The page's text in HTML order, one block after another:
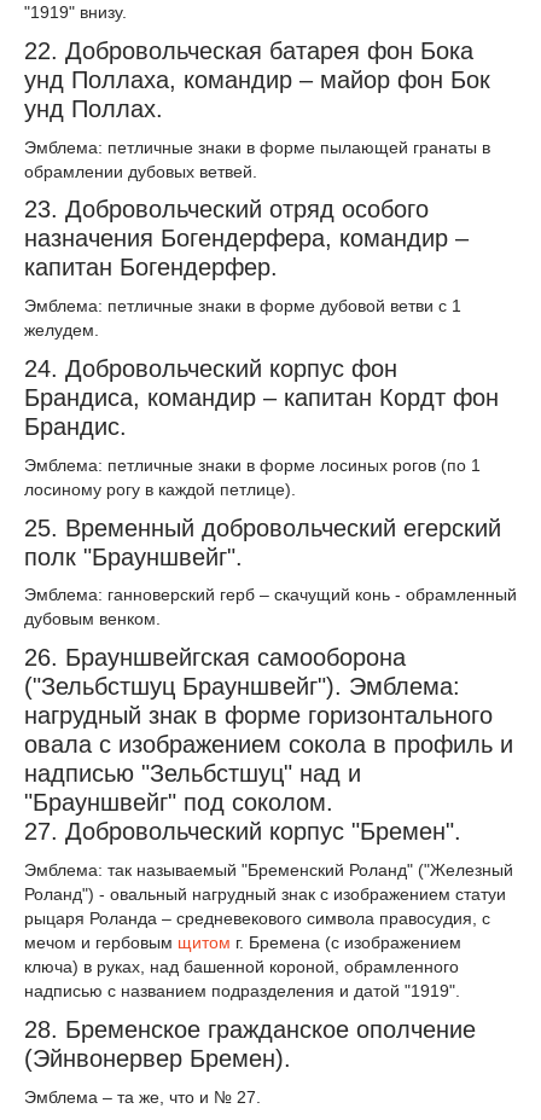
"1919" внизу.
22. Добровольческая батарея фон Бока
унд Поллаха, командир – майор фон Бок
унд Поллах.
Эмблема: петличные знаки в форме пылающей гранаты в
обрамлении дубовых ветвей.
23. Добровольческий отряд особого
назначения Богендерфера, командир –
капитан Богендерфер.
Эмблема: петличные знаки в форме дубовой ветви с 1
желудем.
24. Добровольческий корпус фон
Брандиса, командир – капитан Кордт фон
Брандис.
Эмблема: петличные знаки в форме лосиных рогов (по 1
лосиному рогу в каждой петлице).
25. Временный добровольческий егерский
полк "Брауншвейг".
Эмблема: ганноверский герб – скачущий конь - обрамленный
дубовым венком.
26. Брауншвейгская самооборона
("Зельбстшуц Брауншвейг"). Эмблема:
нагрудный знак в форме горизонтального
овала с изображением сокола в профиль и
надписью "Зельбстшуц" над и
"Брауншвейг" под соколом.
27. Добровольческий корпус "Бремен".
Эмблема: так называемый "Бременский Роланд" ("Железный
Роланд") - овальный нагрудный знак с изображением статуи
рыцаря Роланда – средневекового символа правосудия, с
мечом и гербовым щитом г. Бремена (с изображением
ключа) в руках, над башенной короной, обрамленного
надписью с названием подразделения и датой "1919".
28. Бременское гражданское ополчение
(Эйнвонервер Бремен).
Эмблема – та же, что и № 27.